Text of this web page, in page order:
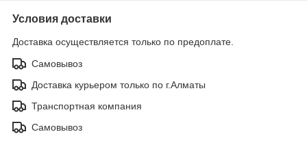
Условия доставки
Доставка осуществляется только по предоплате.
Самовывоз
Доставка курьером только по г.Алматы
Транспортная компания
Самовывоз